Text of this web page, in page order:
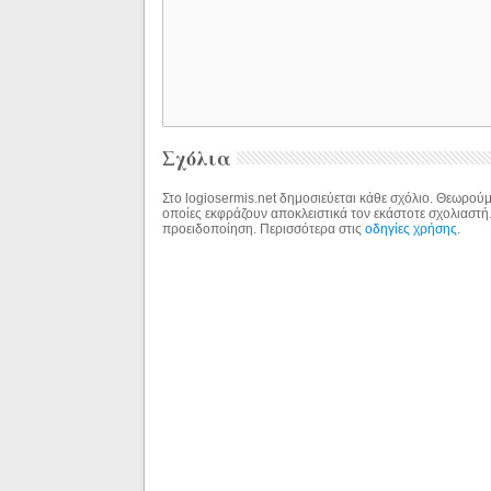
Σχόλια
Στο logiosermis.net δημοσιεύεται κάθε σχόλιο.
οποίες εκφράζουν αποκλειστικά τον εκάστοτε
προειδοποίηση. Περισσότερα στιςοδηγίες χρήσης